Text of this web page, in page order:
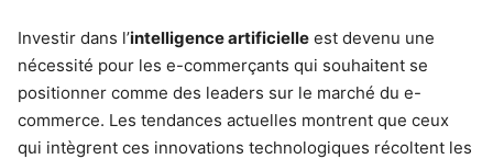
Investir dans l’intelligence artificielle est devenu une
nécessité pour les e-commerçants qui souhaitent se
positionner comme des leaders sur le marché du e-
commerce. Les tendances actuelles montrent que ceux
qui intègrent ces innovations technologiques récoltent les